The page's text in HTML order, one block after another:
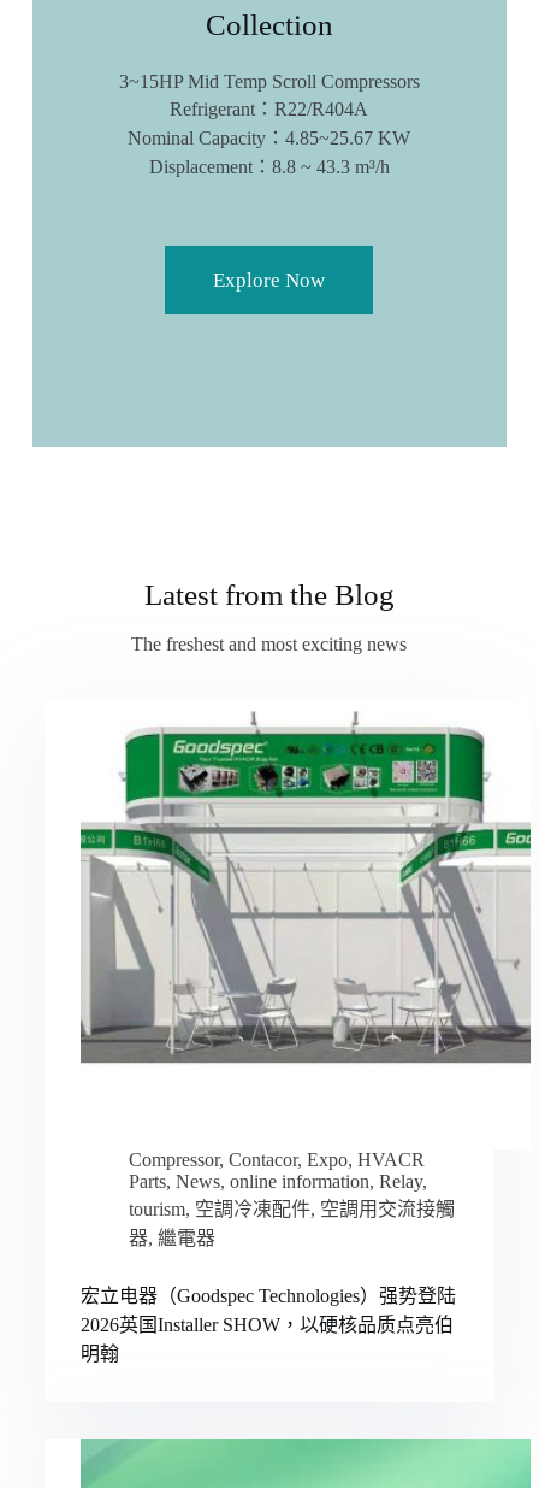
Collection
3~15HP Mid Temp Scroll Compressors
Refrigerant：R22/R404A
Nominal Capacity：4.85~25.67 KW
Displacement：8.8 ~ 43.3 m³/h
Explore Now
Latest from the Blog
The freshest and most exciting news
Compressor, Contacor, Expo, HVACR
Parts, News, online information, Relay,
tourism, 空調冷凍配件, 空調用交流接觸
器, 繼電器
宏立电器（Goodspec Technologies）强势登陆
2026英国Installer SHOW，以硬核品质点亮伯
明翰